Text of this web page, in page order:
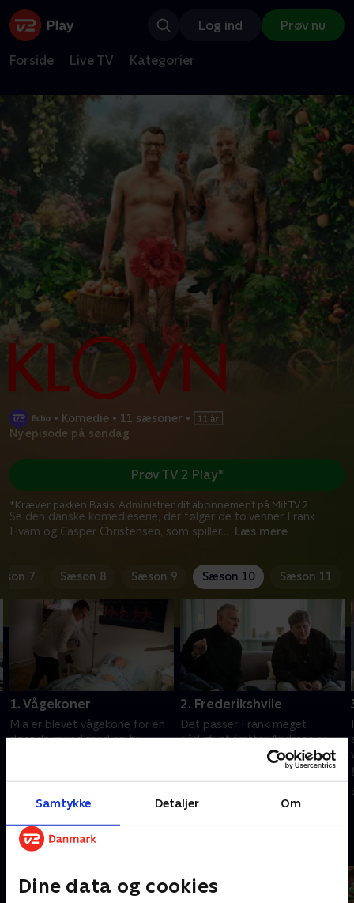
Samtykke Detaljer Om
Dine data og cookies
Log ind Prøv nu
Forside Live TV Kategorier
• Komedie • 11 sæsoner •
Ny episode på søndag
Se den danske komedieserie, der følger de to venner Frank
Hvam og Casper Christensen, som spiller... Læs mere
Prøv TV 2 Play*
*Kræver pakken Basis. Administrer dit abonnement på Mit TV 2.
7 Sæson 8 Sæson 9 Sæson 10 Sæson 11
1. Vågekoner
Mia er blevet vågekone for en
døende mand med en tv-
projektet. Og så dukker Franks
scorebog op.
2. Frederikshvile
Det passer Frank meget
dårligt, at fætter Andreas er
flyttet midlertidigt ind. Casper
indvier Frank i et gravplads-
projekt, hvor Heino også spiller
en rolle.
Andre så også